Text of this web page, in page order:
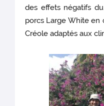
des effets négatifs
porcs Large White en
Créole adaptés aux